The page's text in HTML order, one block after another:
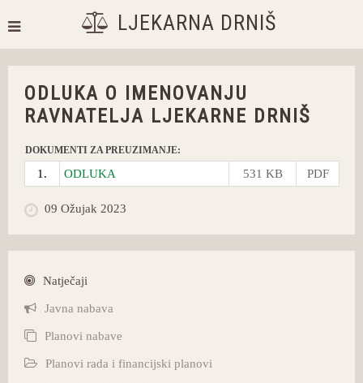
LJEKARNA DRNIŠ
ODLUKA O IMENOVANJU
RAVNATELJA LJEKARNE DRNIŠ
DOKUMENTI ZA PREUZIMANJE:
1. ODLUKA 531 KB PDF
09 Ožujak 2023
Natječaji
Javna nabava
Planovi nabave
Planovi rada i financijski planovi